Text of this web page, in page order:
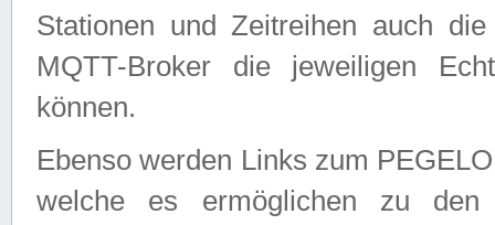
Stationen und Zeitreihen auch
MQTT-Broker die jeweiligen
können.
Ebenso werden Links zum
welche es ermöglichen zu den